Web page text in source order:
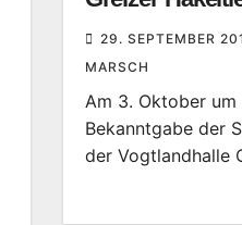
29. SEPTEMBER
MARSCH
Am 3. Oktober
Bekanntgabe der
der Vogtlandhalle